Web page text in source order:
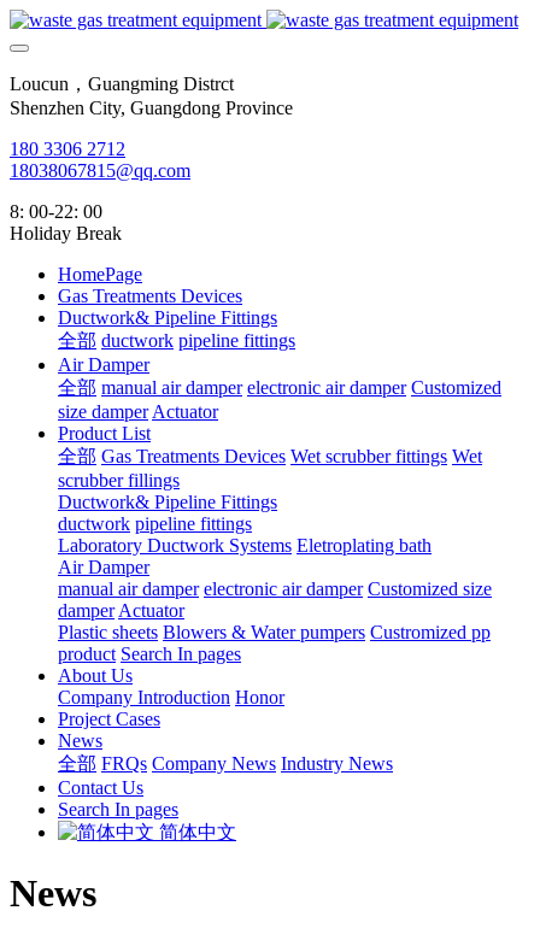
Loucun，Guangming Distrct
Shenzhen City, Guangdong Province
180 3306 2712
18038067815@qq.com
8: 00-22: 00
Holiday Break
HomePage
Gas Treatments Devices
Ductwork& Pipeline Fittings
全部 ductwork pipeline fittings
Air Damper
全部 manual air damper electronic air damper Customized
size damper Actuator
Product List
全部 Gas Treatments Devices Wet scrubber fittings Wet
scrubber fillings
Ductwork& Pipeline Fittings
ductwork pipeline fittings
Laboratory Ductwork Systems Eletroplating bath
Air Damper
manual air damper electronic air damper Customized size
damper Actuator
Plastic sheets Blowers & Water pumpers Custromized pp
product Search In pages
About Us
Company Introduction Honor
Project Cases
News
全部 FRQs Company News Industry News
Contact Us
Search In pages
简体中文
News